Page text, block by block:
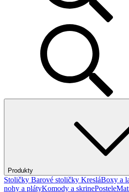
Produkty
Stoličky Barové stoličky KresláBoxy a
nohy a plátyKomody a skrinePostele